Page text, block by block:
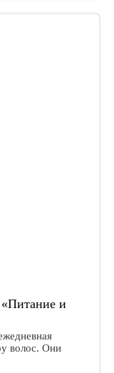
и
волос. Они